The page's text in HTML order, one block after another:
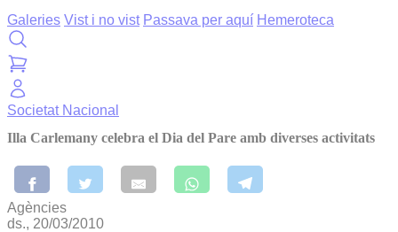
Galeries Vist i no vist Passava per aquí Hemeroteca
Societat Nacional
Illa Carlemany celebra el Dia del Pare amb diverses activitats
Agències
ds., 20/03/2010